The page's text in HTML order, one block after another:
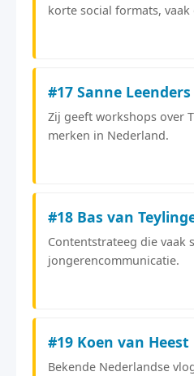
korte social formats,
#17 Sanne Leenders
Zij geeft workshops over
merken in Nederland.
#18 Bas van
Contentstrateeg die vaak
jongerencommunicatie.
#19 Koen van Heest
Bekende Nederlandse